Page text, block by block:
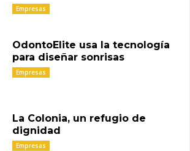
Empresas
OdontoElite usa la tecnología
para diseñar sonrisas
Empresas
La Colonia, un refugio de
dignidad
Empresas